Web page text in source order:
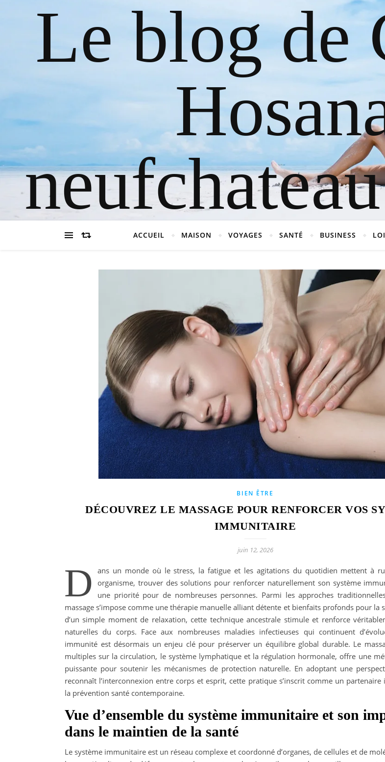
Le blog de
ACCUEIL MAISON VOYAGES SANTÉ BUSINESS
BIEN ÊTRE
DÉCOUVREZ LE MASSAGE POUR RENFORCER VOS
IMMUNITAIRE
juin 12, 2026
D ans un monde où le stress, la fatigue et les agitations du quotidien mettent à
organisme, trouver des solutions pour renforcer naturellement son système
une priorité pour de nombreuses personnes. Parmi les approches
massage s’impose comme une thérapie manuelle alliant détente et bienfaits profonds pour la
d’un simple moment de relaxation, cette technique ancestrale stimule et renforce
naturelles du corps. Face aux nombreuses maladies infectieuses qui continuent
immunité est désormais un enjeu clé pour préserver un équilibre global durable. Le
multiples sur la circulation, le système lymphatique et la régulation hormonale, offre une
puissante pour soutenir les mécanismes de protection naturelle. En adoptant une
reconnaît l’interconnexion entre corps et esprit, cette pratique s’inscrit comme un
la prévention santé contemporaine.
Vue d’ensemble du système immunitaire et son
dans le maintien de la santé
Le système immunitaire est un réseau complexe et coordonné d’organes, de cellules et de